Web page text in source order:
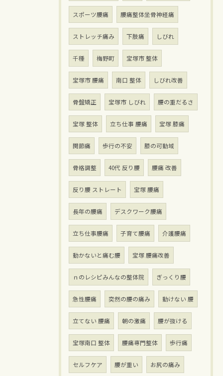
スポーツ腰痛 腰痛整体坐骨神経痛
ストレッチ痛み 下肢痛 しびれ
千種 梅野町 宝塚市 整体
宝塚市 腰痛 南口 整体 しびれ改善
骨盤矯正 宝塚市 しびれ 腰の重だるさ
宝塚 整体 立ち仕事 腰痛 宝塚 膝痛
関節痛 歩行の不安 膝の可動域
骨格調整 40代 反り腰 腰痛 改善
反り腰 ストレート 宝塚 腰痛
長年の腰痛 デスクワーク腰痛
立ち仕事腰痛 子育て腰痛 介護腰痛
動かないと痛む腰 宝塚 腰痛改善
ｎのレシピみんなの整体院 ぎっくり腰
急性腰痛 突然の腰の痛み 動けない 腰
立てない 腰痛 朝の激痛 腰が抜ける
宝塚南口 整体 腰痛専門整体 歩行痛
セルフケア 腰が重い お尻の痛み